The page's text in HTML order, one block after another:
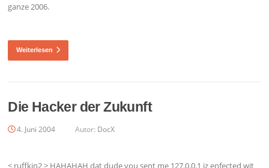
ganze 2006.
Weiterlesen
Die Hacker der Zukunft
4. Juni 2004 Autor: DocX